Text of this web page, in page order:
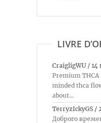
LIVRE
CraigligWU / 14
Premium
minded thca
about...
TerryzIckyGS /
Доброго